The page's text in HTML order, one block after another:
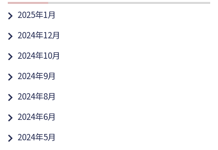
2025年1月
2024年12月
2024年10月
2024年9月
2024年8月
2024年6月
2024年5月